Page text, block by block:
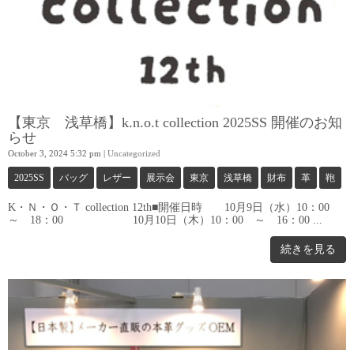
【東京 浅草橋】k.n.o.t collection 2025SS 開催のお知
らせ
October 3, 2024 5:32 pm | Uncategorized
2025SS バッグ レザー 展示会 東京 浅草橋 財布 革 鞄
K・Ｎ・Ｏ・Ｔ collection 12th■開催日時 10月9日（水）10：00
～ 18：00 10月10日（木）10：00 ～ 16：00 ...
続きを見る